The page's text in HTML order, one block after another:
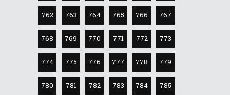
762 763 764 765 766 767
768 769 770 771 772 773
774 775 776 777 778 779
780 781 782 783 784 785